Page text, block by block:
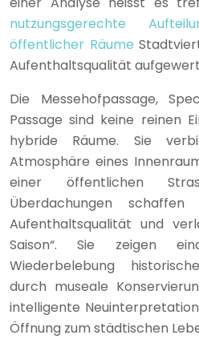
nutzungsgerechte
öffentlicher Räume
Aufenthaltsqualität
Die Messehofpassage,
Passage sind keine reinen
hybride Räume. Sie
Atmosphäre eines
einer öffentlichen
Überdachungen schaffen
Aufenthaltsqualität und
Saison“. Sie zeigen
Wiederbelebung
durch museale
intelligente
Öffnung zum städtischen